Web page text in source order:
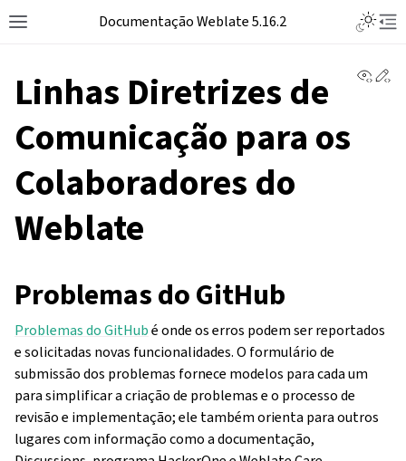
Documentação Weblate 5.16.2
Linhas Diretrizes de
Comunicação para os
Colaboradores do
Weblate
Problemas do GitHub
Problemas do GitHubé onde os erros podem ser reportados
e solicitadas novas funcionalidades. O formulário de
submissão dos problemas fornece modelos para cada um
para simplificar a criação de problemas e o processo de
revisão e implementação; ele também orienta para outros
lugares com informação como a documentação,